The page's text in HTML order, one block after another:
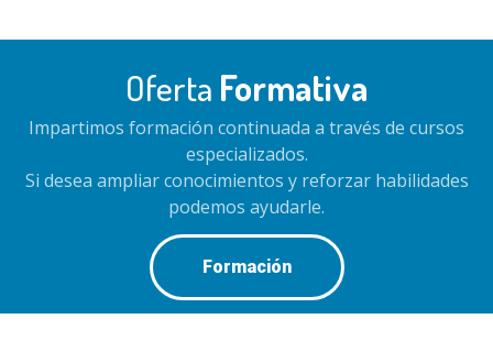
Oferta Formativa
Impartimos formación continuada a través de cursos
especializados.
Si desea ampliar conocimientos y reforzar habilidades
podemos ayudarle.
Formación